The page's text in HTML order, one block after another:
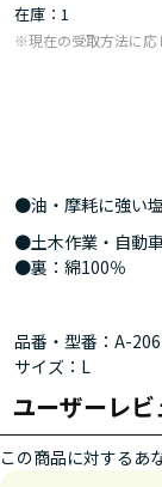
在庫 1
※現在の受取方法に応
●油・摩耗に強い
●土木作業・自動
●裏：綿100％
品番・型番：A-206
サイズ：L
ユーザーレビ
この商品に対するあ